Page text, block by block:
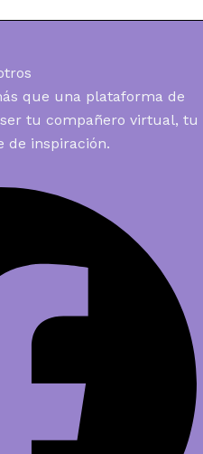
que una plataforma de
tu compañero virtual, tu
de inspiración.